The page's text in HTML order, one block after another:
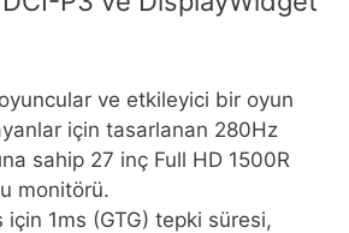
ve etkileyici bir oyun
için tasarlanan 280Hz
sahip 27 inç Full HD 1500R
monitörü.
için 1ms (GTG) tepki süresi,